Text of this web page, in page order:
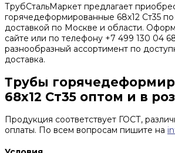
ТрубСтальМаркет предлагает
горячедеформированные 68х12 Ст35
доставкой по Москве и области.
сайте или по телефону +7 499 130 04
разнообразный ассортимент по
доставка.
Трубы
68х12 Ст35 оптом и в
Продукция соответствует ГОСТ,
оплаты. По всем вопросам пишите на